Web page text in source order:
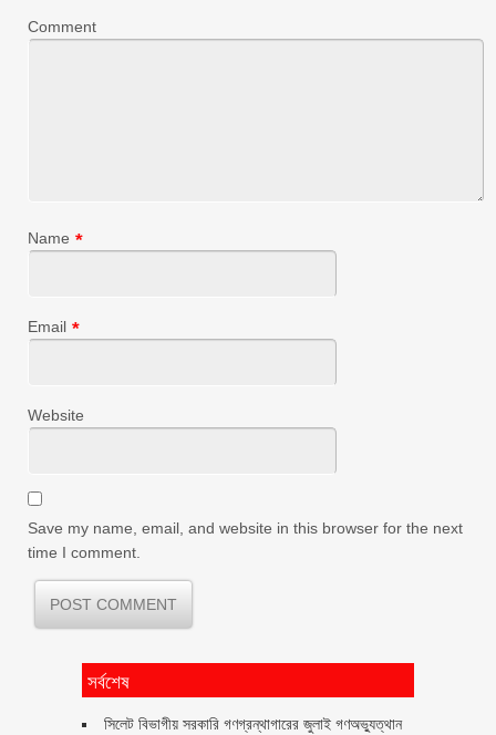
Comment
Name *
Email *
Website
Save my name, email, and website in this browser for the next
time I comment.
সর্বশেষ
সিলেট বিভাগীয় সরকারি গণগ্রন্থাগারের জুলাই গণঅভ্যুত্থান